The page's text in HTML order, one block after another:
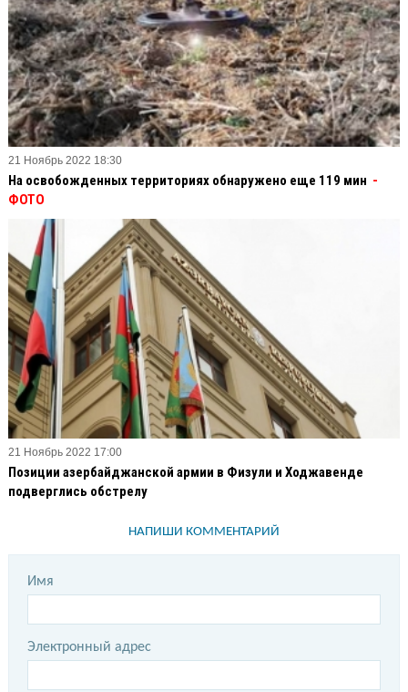
21 Ноябрь 2022 18:30
На освобожденных территориях обнаружено еще 119 мин -
ФОТО
21 Ноябрь 2022 17:00
Позиции азербайджанской армии в Физули и Ходжавенде
подверглись обстрелу
НАПИШИ КОММЕНТАРИЙ
Имя
Электронный адрес